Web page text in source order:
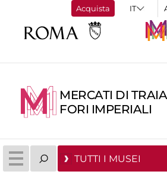
Acquista
MERCATI DI
FORI IMPERIALI
TUTTI I MUSEI